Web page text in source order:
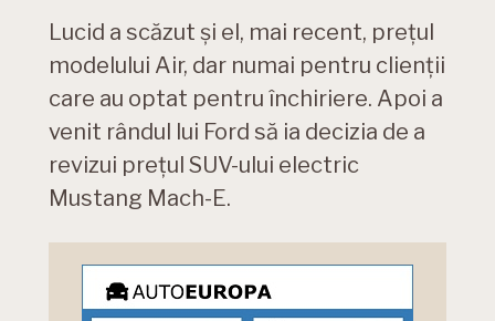
Lucid a scăzut și el, mai recent, prețul
modelului Air, dar numai pentru clienții
care au optat pentru închiriere. Apoi a
venit rândul lui Ford să ia decizia de a
revizui prețul SUV-ului electric
Mustang Mach-E.